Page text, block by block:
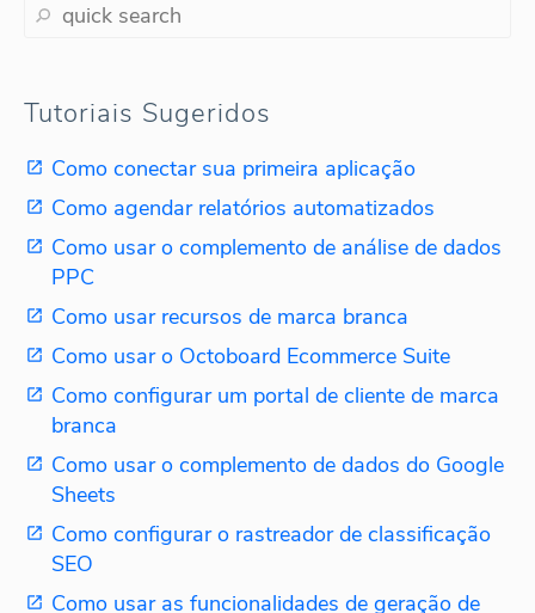
Tutoriais Sugeridos
Como conectar sua primeira aplicação
Como agendar relatórios automatizados
Como usar o complemento de análise de dados
PPC
Como usar recursos de marca branca
Como usar o Octoboard Ecommerce Suite
Como configurar um portal de cliente de marca
branca
Como usar o complemento de dados do Google
Sheets
Como configurar o rastreador de classificação
SEO
Como usar as funcionalidades de geração de